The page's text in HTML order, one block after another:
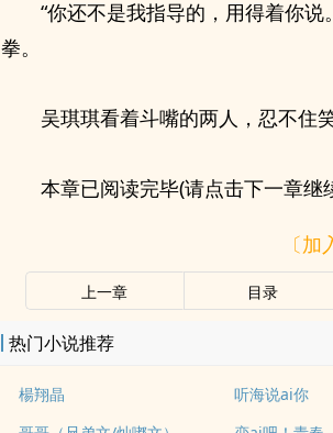
“你还不是我指导的，用得着你
拳。
吴琪琪看着斗嘴的两人，忍不住
本章已阅读完毕(请点击下一章继
〔加
上一章 目录
热门小说推荐
楊翔晶 听海说ai你